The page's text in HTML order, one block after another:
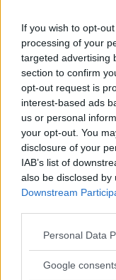
If you wish to opt-
processing of your
targeted advertising
section to confirm
opt-out request is
interest-based ads
us or personal
your opt-out. You
disclosure of your
IAB’s list of
also be disclosed
Downstream
Please note that
not limited to your
Personal Data
Google
antalet laddplatser
antalet elbilar som
att ha totalt 4 000
800 i dag.
Om Stockholm
högst ska gå tio
nya laddpunkter
Stockholms
Vi Bilägare har
Läs också:Sverige
farligt”